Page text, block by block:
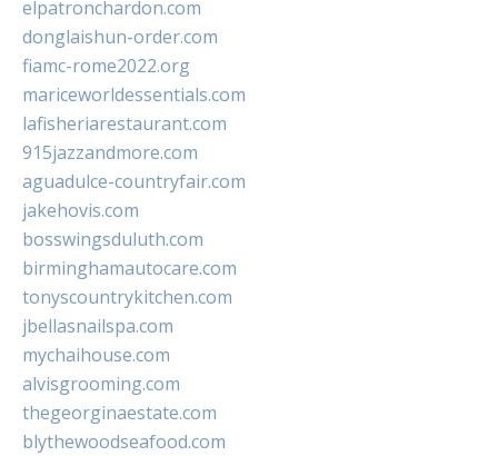
elpatronchardon.com
donglaishun-order.com
fiamc-rome2022.org
mariceworldessentials.com
lafisheriarestaurant.com
915jazzandmore.com
aguadulce-countryfair.com
jakehovis.com
bosswingsduluth.com
birminghamautocare.com
tonyscountrykitchen.com
jbellasnailspa.com
mychaihouse.com
alvisgrooming.com
thegeorginaestate.com
blythewoodseafood.com